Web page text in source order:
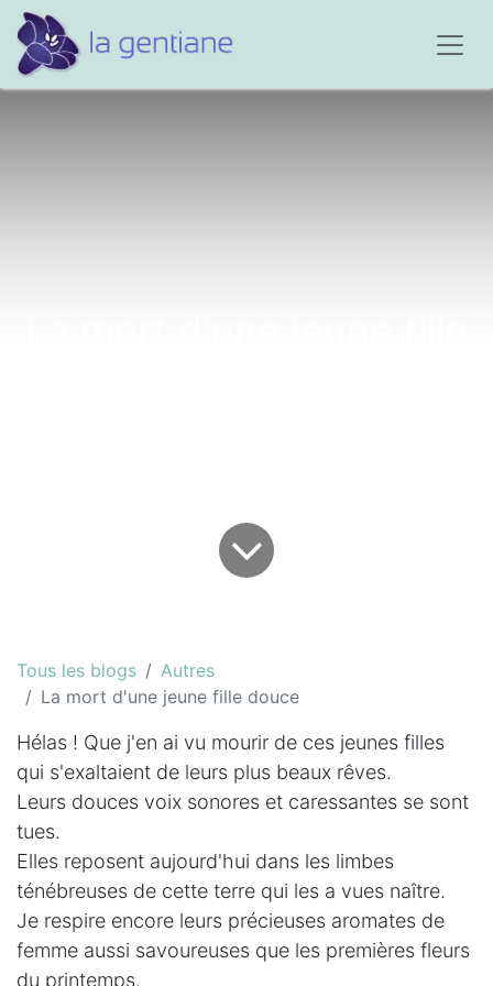
Tous les blogs
Autres
La mort d'une jeune fille douce
Hélas ! Que j'en ai vu mourir de ces jeunes filles
qui s'exaltaient de leurs plus beaux rêves.
Leurs douces voix sonores et caressantes se sont
tues.
Elles reposent aujourd'hui dans les limbes
ténébreuses de cette terre qui les a vues naître.
Je respire encore leurs précieuses aromates de
femme aussi savoureuses que les premières fleurs
du printemps.